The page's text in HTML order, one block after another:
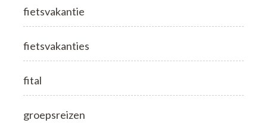
fietsvakantie
fietsvakanties
fital
groepsreizen